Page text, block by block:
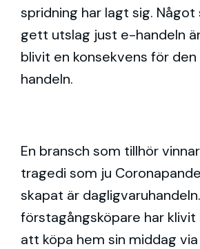
spridning har lagt sig.
gett utslag just e-handeln
blivit en konsekvens för den
handeln.
En bransch som tillhör
tragedi som ju
skapat är
förstagångsköpare har
att köpa hem sin middag